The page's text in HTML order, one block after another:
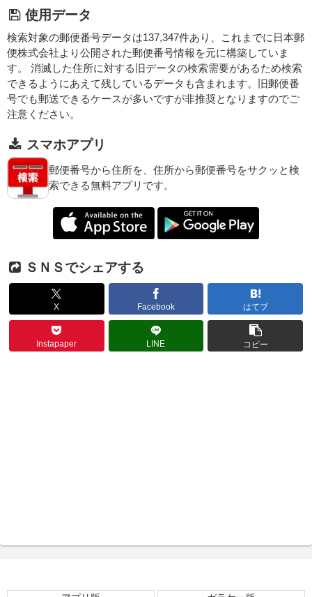
使用データ
検索対象の郵便番号データは137,347件あり、これまでに日本郵
便株式会社より公開された郵便番号情報を元に構築していま
す。 消滅した住所に対する旧データの検索需要があるため検索
できるようにあえて残しているデータも含まれます。旧郵便番
号でも郵送できるケースが多いですが非推奨となりますのでご
注意ください。
スマホアプリ
郵便番号から住所を、住所から郵便番号をサクッと検
索できる無料アプリです。
ＳＮＳでシェアする
X Facebook はてブ
Instapaper LINE コピー